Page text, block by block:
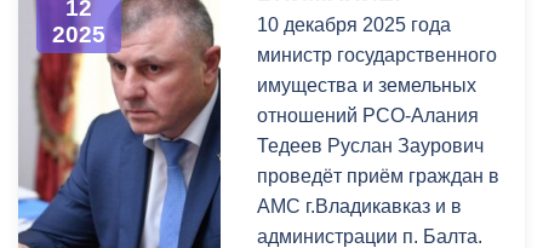
арены «Тагбан».
Дети впервые в жизни
оказались на катке, смогли
покататься, почувствовать
магию льда и радость
движения.
12
2025
10 декабря 2025 года
министр государственного
имущества и земельных
отношений РСО-Алания
Тедеев Руслан Заурович
проведёт приём граждан в
АМС г.Владикавказ и в
администрации п. Балта.